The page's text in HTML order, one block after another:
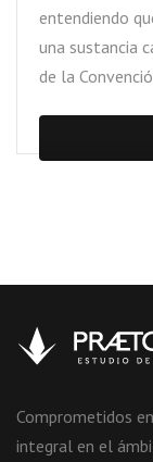
entendiendo
una sustancia
de la
Comprometidos
integral en el